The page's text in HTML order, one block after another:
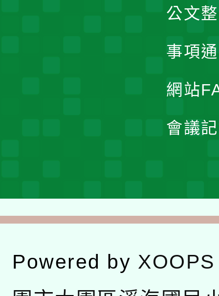
公文
事項
網站
會議
Powered by XOOPS